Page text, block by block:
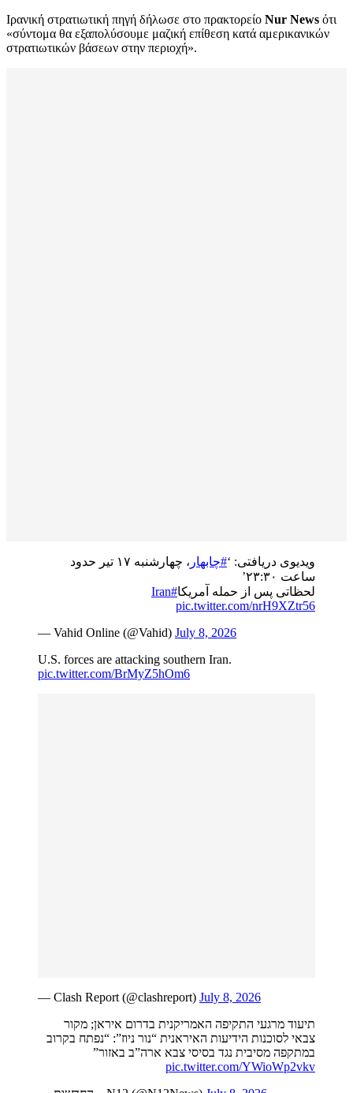
Ιρανική στρατιωτική πηγή δήλωσε στο πρακτορείο Nur News ότι
«σύντομα θα εξαπολύσουμε μαζική επίθεση κατά αμερικανικών
στρατιωτικών βάσεων στην περιοχή».
ویدیوی دریافتی: ‘#چابهار
، چهارشنبه ۱۷ تیر حدود
ساعت ۲۳:۳۰’
لحظاتی پس از حمله آمریکا#Iran
pic.twitter.com/nrH9XZtr56
— Vahid Online (@Vahid) July 8, 2026
U.S. forces are attacking southern Iran.
pic.twitter.com/BrMyZ5hOm6
— Clash Report (@clashreport) July 8, 2026
תיעוד מרגעי התקיפה האמריקנית בדרום איראן; מקור
צבאי לסוכנות הידיעות האיראנית “נור ניוז”: “נפתח בקרוב
במתקפה מסיבית נגד בסיסי צבא ארה”ב באזור”
pic.twitter.com/YWioWp2vkv